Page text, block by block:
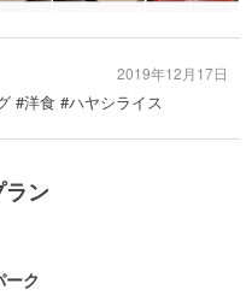
#洋食 #ハヤシライス
2019年12月17日
ラン
ク